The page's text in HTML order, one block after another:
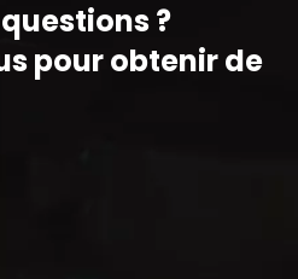
?
pour obtenir de